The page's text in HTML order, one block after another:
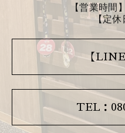
【営業時間
【定休
【LINE
TEL：